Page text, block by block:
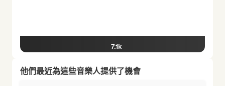
7.1k
他們最近為這些音樂人提供了機會